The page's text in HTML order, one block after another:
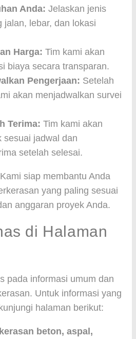
Anda: Jelaskan jenis
jalan, lebar, dan lokasi
Harga: Tim kami akan
biaya secara transparan.
Pengerjaan: Setelah
akan menjadwalkan survei
Terima: Tim kami akan
sesuai jadwal dan
setelah selesai.
Kami siap membantu Anda
yang paling sesuai
anggaran proyek Anda.
di Halaman
pada informasi umum dan
Untuk informasi yang
halaman berikut:
beton, aspal,